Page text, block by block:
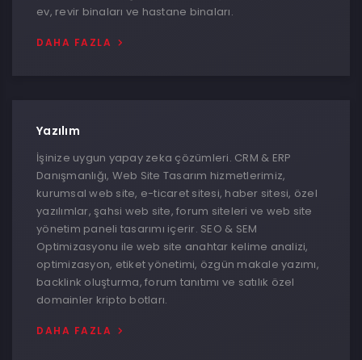
ev, revir binaları ve hastane binaları.
DAHA FAZLA
Yazılım
İşinize uygun yapay zeka çözümleri. CRM & ERP
Danışmanlığı, Web Site Tasarım hizmetlerimiz,
kurumsal web site, e-ticaret sitesi, haber sitesi, özel
yazılımlar, şahsi web site, forum siteleri ve web site
yönetim paneli tasarımı içerir. SEO & SEM
Optimizasyonu ile web site anahtar kelime analizi,
optimizasyon, etiket yönetimi, özgün makale yazımı,
backlink oluşturma, forum tanıtımı ve satılık özel
domainler kripto botları.
DAHA FAZLA